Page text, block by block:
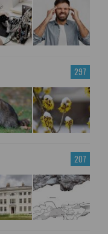
297
207